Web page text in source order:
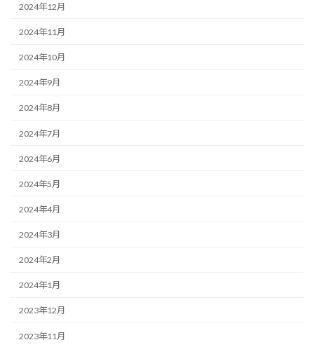
2024年12月
2024年11月
2024年10月
2024年9月
2024年8月
2024年7月
2024年6月
2024年5月
2024年4月
2024年3月
2024年2月
2024年1月
2023年12月
2023年11月